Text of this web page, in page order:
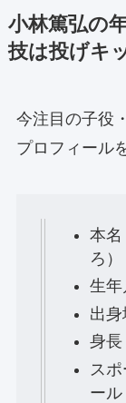
小林篤弘の
技は投げキ
今注目の子役
プロフィール
本名
ろ）
生年
出
身長
ス
ー